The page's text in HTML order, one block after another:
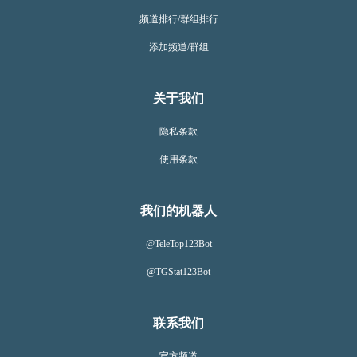
频道排行/群组排行
添加频道/群组
关于我们
隐私条款
使用条款
我们的机器人
@TeleTop123Bot
@TGStat123Bot
联系我们